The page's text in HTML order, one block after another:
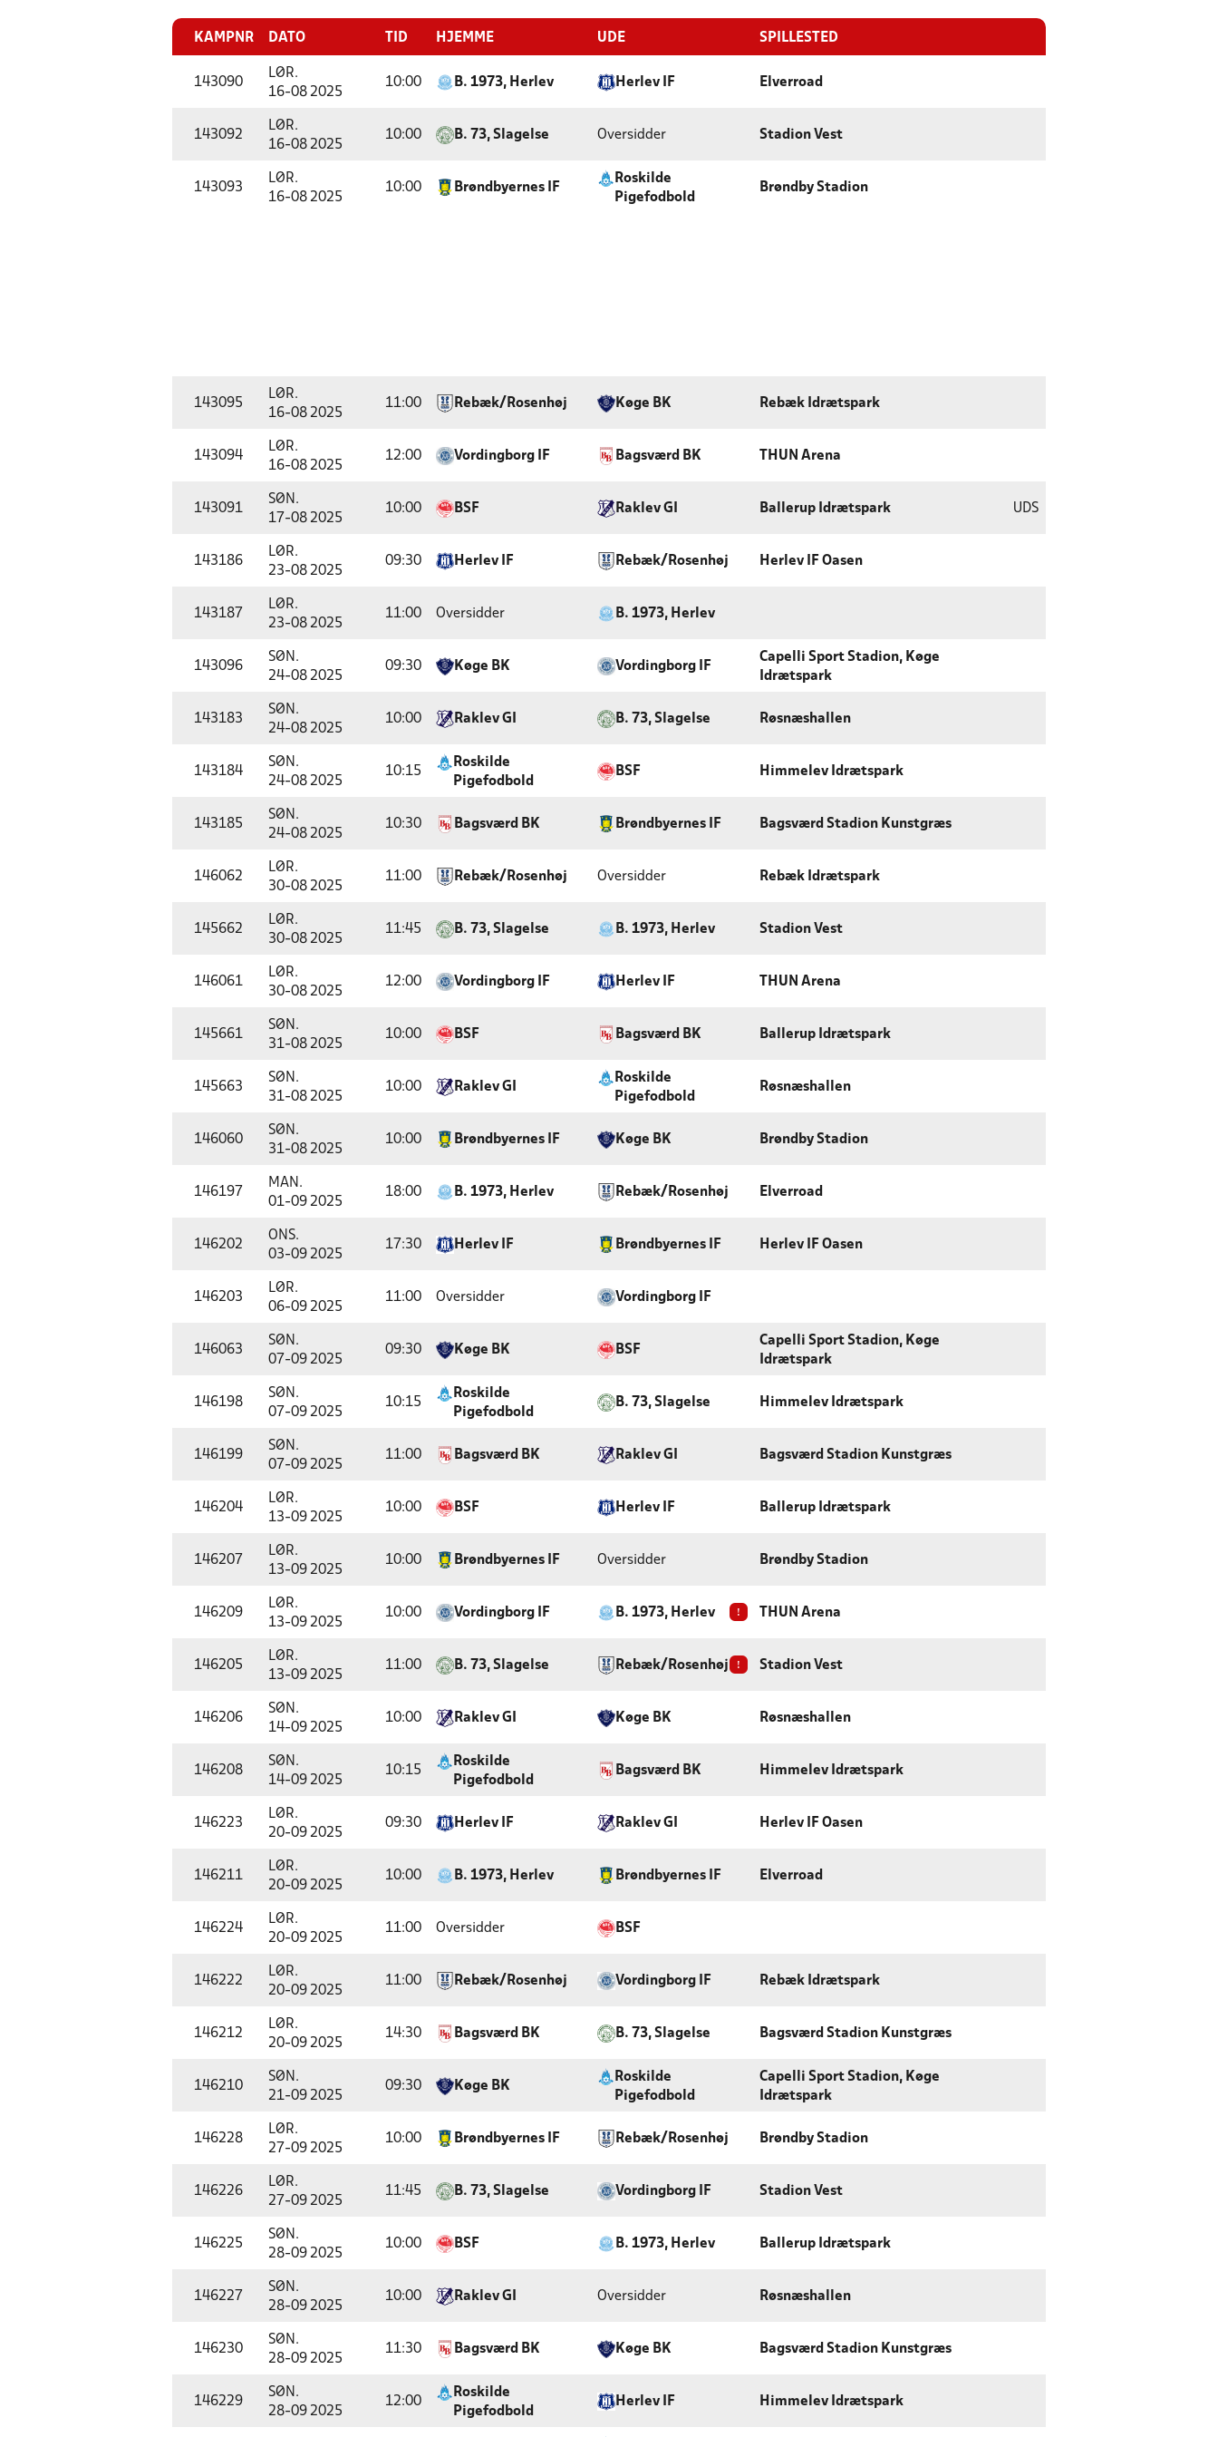
KAMPNR DATO TID HJEMME UDE SPILLESTED
143090
LØR.
16-08 2025
10:00 B. 1973, Herlev Herlev IF Elverroad
143092
LØR.
16-08 2025
10:00 B. 73, Slagelse Oversidder Stadion Vest
143093
LØR.
16-08 2025
10:00 Brøndbyernes IF
Roskilde
Pigefodbold
Brøndby Stadion
143095
LØR.
16-08 2025
11:00 Rebæk/Rosenhøj Køge BK Rebæk Idrætspark
143094
LØR.
16-08 2025
12:00 Vordingborg IF Bagsværd BK THUN Arena
143091
SØN.
17-08 2025
10:00 BSF Raklev GI Ballerup Idrætspark UDS
143186
LØR.
23-08 2025
09:30 Herlev IF Rebæk/Rosenhøj Herlev IF Oasen
143187
LØR.
23-08 2025
11:00 Oversidder B. 1973, Herlev
143096
SØN.
24-08 2025
09:30 Køge BK Vordingborg IF
Capelli Sport Stadion, Køge
Idrætspark
143183
SØN.
24-08 2025
10:00 Raklev GI B. 73, Slagelse Røsnæshallen
143184
SØN.
24-08 2025
10:15
Roskilde
Pigefodbold
BSF Himmelev Idrætspark
143185
SØN.
24-08 2025
10:30 Bagsværd BK Brøndbyernes IF Bagsværd Stadion Kunstgræs
146062
LØR.
30-08 2025
11:00 Rebæk/Rosenhøj Oversidder Rebæk Idrætspark
145662
LØR.
30-08 2025
11:45 B. 73, Slagelse B. 1973, Herlev Stadion Vest
146061
LØR.
30-08 2025
12:00 Vordingborg IF Herlev IF THUN Arena
145661
SØN.
31-08 2025
10:00 BSF Bagsværd BK Ballerup Idrætspark
145663
SØN.
31-08 2025
10:00 Raklev GI
Roskilde
Pigefodbold
Røsnæshallen
146060
SØN.
31-08 2025
10:00 Brøndbyernes IF Køge BK Brøndby Stadion
146197
MAN.
01-09 2025
18:00 B. 1973, Herlev Rebæk/Rosenhøj Elverroad
146202
ONS.
03-09 2025
17:30 Herlev IF Brøndbyernes IF Herlev IF Oasen
146203
LØR.
06-09 2025
11:00 Oversidder Vordingborg IF
146063
SØN.
07-09 2025
09:30 Køge BK BSF
Capelli Sport Stadion, Køge
Idrætspark
146198
SØN.
07-09 2025
10:15
Roskilde
Pigefodbold
B. 73, Slagelse Himmelev Idrætspark
146199
SØN.
07-09 2025
11:00 Bagsværd BK Raklev GI Bagsværd Stadion Kunstgræs
146204
LØR.
13-09 2025
10:00 BSF Herlev IF Ballerup Idrætspark
146207
LØR.
13-09 2025
10:00 Brøndbyernes IF Oversidder Brøndby Stadion
146209
LØR.
13-09 2025
10:00 Vordingborg IF B. 1973, Herlev ! THUN Arena
146205
LØR.
13-09 2025
11:00 B. 73, Slagelse Rebæk/Rosenhøj ! Stadion Vest
146206
SØN.
14-09 2025
10:00 Raklev GI Køge BK Røsnæshallen
146208
SØN.
14-09 2025
10:15
Roskilde
Pigefodbold
Bagsværd BK Himmelev Idrætspark
146223
LØR.
20-09 2025
09:30 Herlev IF Raklev GI Herlev IF Oasen
146211
LØR.
20-09 2025
10:00 B. 1973, Herlev Brøndbyernes IF Elverroad
146224
LØR.
20-09 2025
11:00 Oversidder BSF
146222
LØR.
20-09 2025
11:00 Rebæk/Rosenhøj Vordingborg IF Rebæk Idrætspark
146212
LØR.
20-09 2025
14:30 Bagsværd BK B. 73, Slagelse Bagsværd Stadion Kunstgræs
146210
SØN.
21-09 2025
09:30 Køge BK
Roskilde
Pigefodbold
Capelli Sport Stadion, Køge
Idrætspark
146228
LØR.
27-09 2025
10:00 Brøndbyernes IF Rebæk/Rosenhøj Brøndby Stadion
146226
LØR.
27-09 2025
11:45 B. 73, Slagelse Vordingborg IF Stadion Vest
146225
SØN.
28-09 2025
10:00 BSF B. 1973, Herlev Ballerup Idrætspark
146227
SØN.
28-09 2025
10:00 Raklev GI Oversidder Røsnæshallen
146230
SØN.
28-09 2025
11:30 Bagsværd BK Køge BK Bagsværd Stadion Kunstgræs
146229
SØN.
28-09 2025
12:00
Roskilde
Pigefodbold
Herlev IF Himmelev Idrætspark